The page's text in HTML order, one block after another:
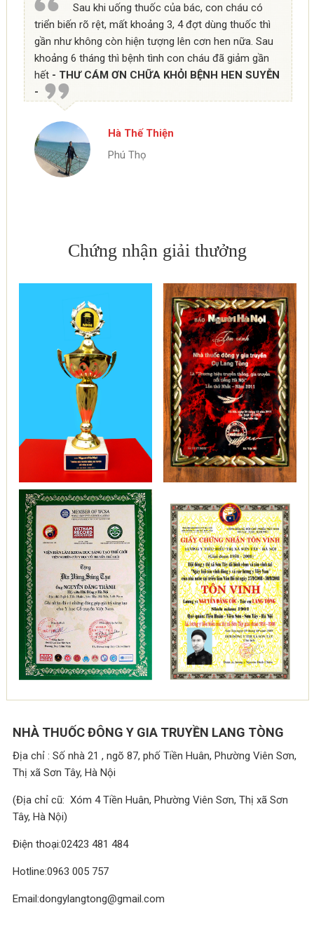
Sau khi uống thuốc của bác, con cháu có
triển biến rõ rệt, mất khoảng 3, 4 đợt dùng thuốc thì
gần như không còn hiện tượng lên cơn hen nữa. Sau
khoảng 6 tháng thì bệnh tình con cháu đã giảm gần
hết - THƯ CÁM ƠN CHỮA KHỎI BỆNH HEN SUYỄN
-
Hà Thế Thiện
Phú Thọ
Chứng nhận giải thưởng
NHÀ THUỐC ĐÔNG Y GIA TRUYỀN LANG TÒNG
Địa chỉ : Số nhà 21 , ngõ 87, phố Tiền Huân, Phường Viên Sơn,
Thị xã Sơn Tây, Hà Nội
(Địa chỉ cũ: Xóm 4 Tiền Huân, Phường Viên Sơn, Thị xã Sơn
Tây, Hà Nội)
Điện thoại:02423 481 484
Hotline:0963 005 757
Email:dongylangtong@gmail.com